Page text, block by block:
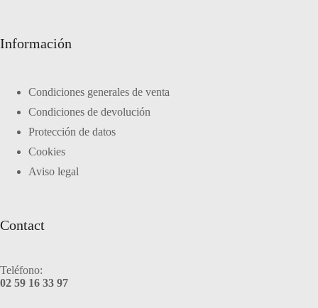
Información
Condiciones generales de venta
Condiciones de devolución
Protección de datos
Cookies
Aviso legal
Contact
Teléfono:
02 59 16 33 97